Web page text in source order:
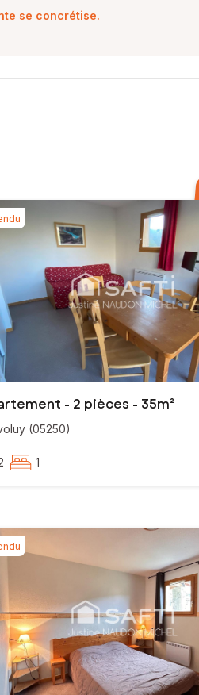
se concrétise.
- 2 pièces - 35m²
(05250)
1